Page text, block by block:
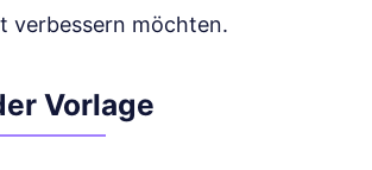
verbessern möchten.
Vorlage